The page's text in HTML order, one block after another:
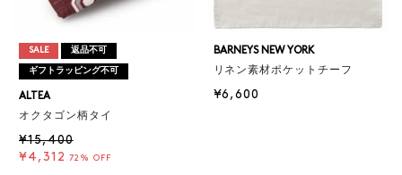
SALE 返品不可
ギフトラッピング不可
ALTEA
オクタゴン柄タイ
¥15,400
¥4,312 72% OFF
BARNEYS NEW YORK
リネン素材ポケットチーフ
¥6,600